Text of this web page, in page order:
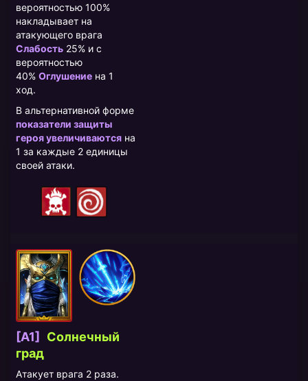
вероятностью 100%
накладывает на
атакующего врага
Слабость 25% и с
вероятностью
40% Оглушение на 1
ход.
В альтернативной форме
показатели защиты
героя увеличиваются на
1 за каждые 2 единицы
своей атаки.
[A1]
Солнечный
град
Атакует врага 2 раза.